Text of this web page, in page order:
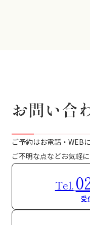
お問い合
ご予約はお電話・WEB
ご不明な点などお気軽
Tel.
受